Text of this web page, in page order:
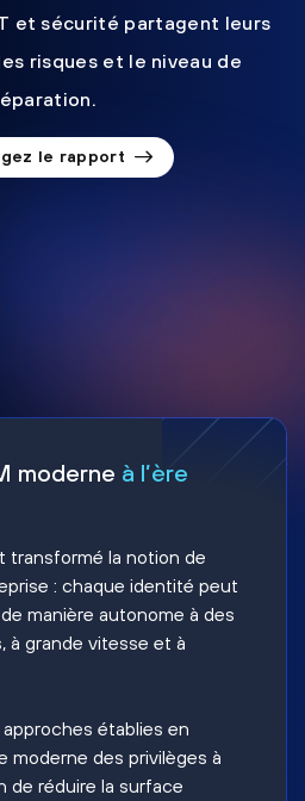
et sécurité partagent leurs
risques et le niveau de
le rapport
moderne à l’ère
transformé la notion de
: chaque identité peut
manière autonome à des
à grande vitesse et à
établies en
moderne des privilèges à
de réduire la surface